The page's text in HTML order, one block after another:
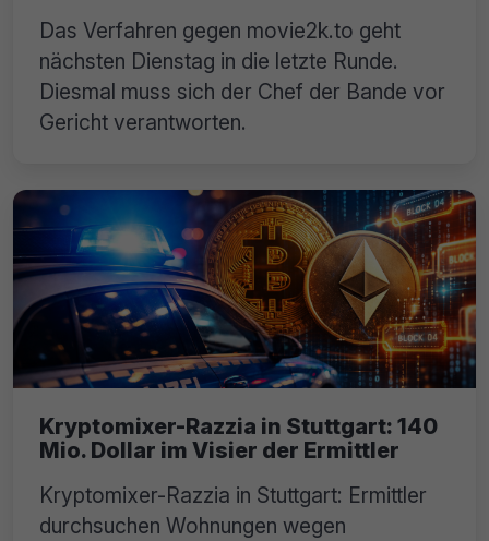
Das Verfahren gegen movie2k.to geht
nächsten Dienstag in die letzte Runde.
Diesmal muss sich der Chef der Bande vor
Gericht verantworten.
Kryptomixer-Razzia in Stuttgart: 140
Mio. Dollar im Visier der Ermittler
Kryptomixer-Razzia in Stuttgart: Ermittler
durchsuchen Wohnungen wegen